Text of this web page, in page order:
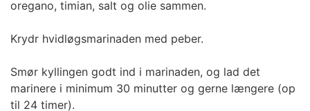
oregano, timian, salt og olie sammen.
Krydr hvidløgsmarinaden med peber.
Smør kyllingen godt ind i marinaden, og lad det
marinere i minimum 30 minutter og gerne længere (op
til 24 timer).